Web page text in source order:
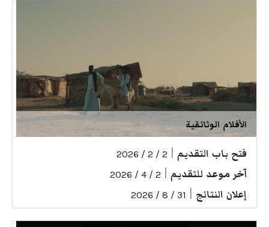
الأفلام الوثائقية
فتح باب التقديم 2 / 2 / 2026
آخر موعد للتقديم 2 / 4 / 2026
إعلان النتائج 31 / 8 / 2026